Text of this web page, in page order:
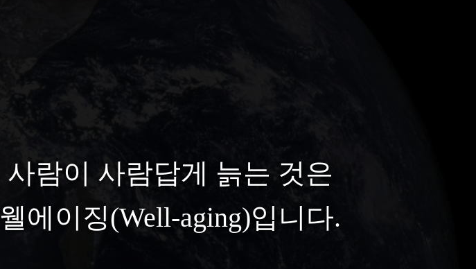
사람이 사람답게 늙는 것은
웰에이징(Well-aging)입니다.